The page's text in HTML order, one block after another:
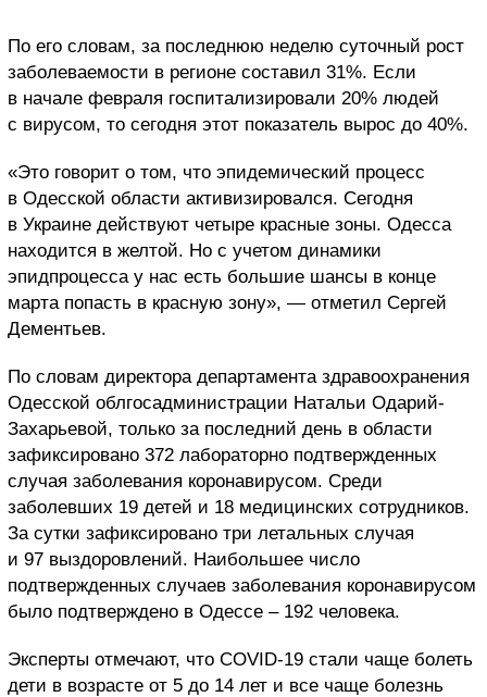
По его словам, за последнюю неделю суточный рост
заболеваемости в регионе составил 31%. Если
в начале февраля госпитализировали 20% людей
с вирусом, то сегодня этот показатель вырос до 40%.
«Это говорит о том, что эпидемический процесс
в Одесской области активизировался. Сегодня
в Украине действуют четыре красные зоны. Одесса
находится в желтой. Но с учетом динамики
эпидпроцесса у нас есть большие шансы в конце
марта попасть в красную зону», — отметил Сергей
Дементьев.
По словам директора департамента здравоохранения
Одесской облгосадминистрации Натальи Одарий-
Захарьевой, только за последний день в области
зафиксировано 372 лабораторно подтвержденных
случая заболевания коронавирусом. Среди
заболевших 19 детей и 18 медицинских сотрудников.
За сутки зафиксировано три летальных случая
и 97 выздоровлений. Наибольшее число
подтвержденных случаев заболевания коронавирусом
было подтверждено в Одессе – 192 человека.
Эксперты отмечают, что COVID-19 стали чаще болеть
дети в возрасте от 5 до 14 лет и все чаще болезнь